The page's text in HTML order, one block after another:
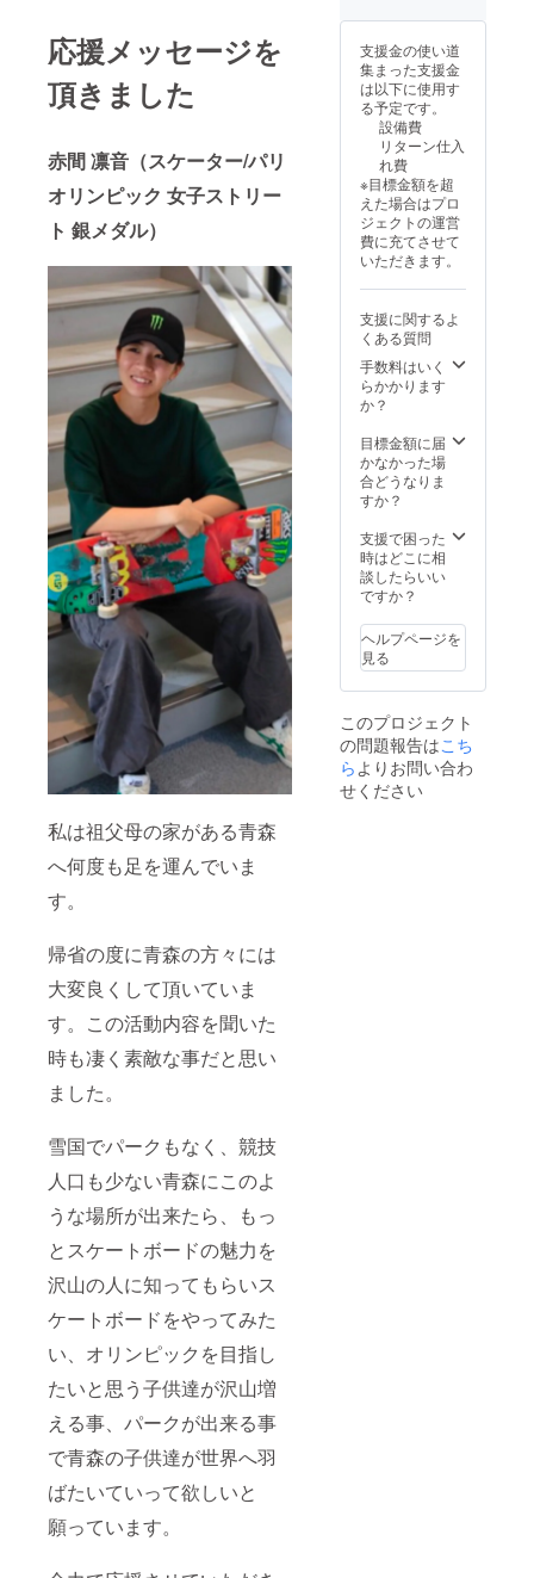
応援メッセージを
頂きました
赤間 凛音（スケーター/パリ
オリンピック 女子ストリー
ト 銀メダル）
私は祖父母の家がある青森
へ何度も足を運んでいま
す。
帰省の度に青森の方々には
大変良くして頂いていま
す。この活動内容を聞いた
時も凄く素敵な事だと思い
ました。
雪国でパークもなく、競技
人口も少ない青森にこのよ
うな場所が出来たら、もっ
とスケートボードの魅力を
沢山の人に知ってもらいス
ケートボードをやってみた
い、オリンピックを目指し
たいと思う子供達が沢山増
える事、パークが出来る事
で青森の子供達が世界へ羽
ばたいていって欲しいと
願っています。
ノー
ボード
などデ
ザイン
は多岐
にわた
回は西
海岸発
祥のス
ケート
カル
を、青
森市の
セント
パーク
に、地
現状を
ポップ
に落と
いまし
た。
になり
希望サ
イズを
お選び
くださ
い。
支援金の使い道
集まった支援金
は以下に使用す
る予定です。
設備費
リターン仕入
れ費
※目標金額を超
えた場合はプロ
ジェクトの運営
費に充てさせて
いただきます。
支援に関するよ
くある質問
手数料はいく
らかかります
か？
目標金額に届
かなかった場
合どうなりま
すか？
支援で困った
時はどこに相
談したらいい
ですか？
ヘルプページを
見る
このプロジェクト
の問題報告はこち
ら よりお問い合わ
せください